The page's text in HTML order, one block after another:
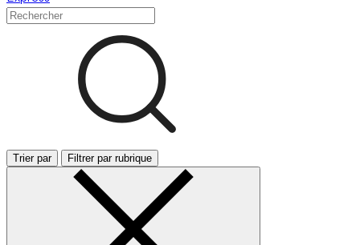
Trier par Filtrer par rubrique